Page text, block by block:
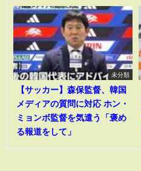
未分類
【サッカー】森保監督、韓国
メディアの質問に対応 ホン・
ミョンボ監督を気遣う「褒め
る報道をして」